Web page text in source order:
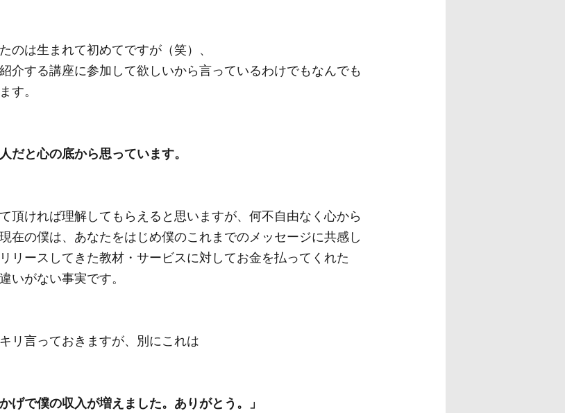
のは生まれて初めてですが（笑）、
介する講座に参加して欲しいから言っているわけでもなんでも
す。
だと心の底から思っています。
頂ければ理解してもらえると思いますが、何不自由なく心から
在の僕は、あなたをはじめ僕のこれまでのメッセージに共感し
リースしてきた教材・サービスに対してお金を払ってくれた
いがない事実です。
リ言っておきますが、別にこれは
げで僕の収入が増えました。ありがとう。」